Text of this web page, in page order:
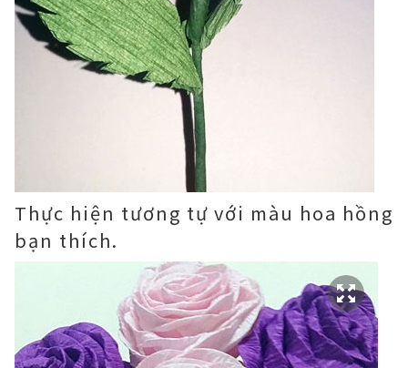
Thực hiện tương tự với màu hoa hồng
bạn thích.